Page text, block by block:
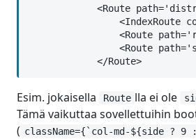
<Route
<IndexRoute
<Route
<Route
            </Route>
Esim. jokaisella Route lla ei ole
Tämä vaikuttaa sovellettuihin
( className={`col-md-${side ?